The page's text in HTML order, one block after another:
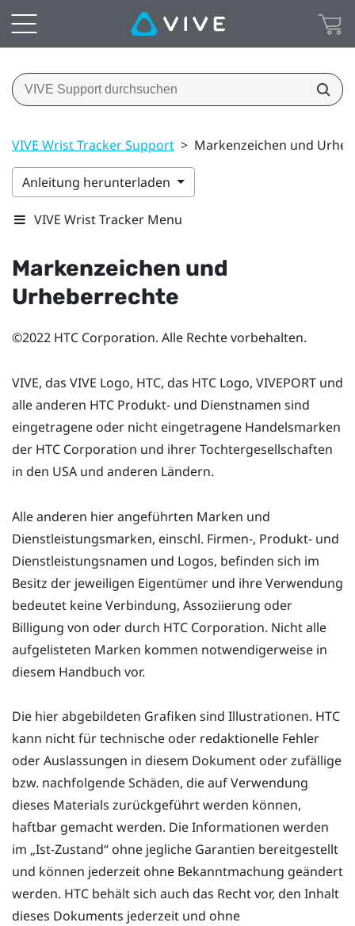
VIVE Wrist Tracker Support > Markenzeichen und
Anleitung herunterladen
VIVE Wrist Tracker Menu
Markenzeichen und
Urheberrechte
©2022 HTC Corporation. Alle Rechte vorbehalten.
VIVE, das VIVE Logo, HTC, das HTC Logo, VIVEPORT und
alle anderen HTC Produkt- und Dienstnamen sind
eingetragene oder nicht eingetragene Handelsmarken
der HTC Corporation und ihrer Tochtergesellschaften
in den USA und anderen Ländern.
Alle anderen hier angeführten Marken und
Dienstleistungsmarken, einschl. Firmen-, Produkt- und
Dienstleistungsnamen und Logos, befinden sich im
Besitz der jeweiligen Eigentümer und ihre Verwendung
bedeutet keine Verbindung, Assoziierung oder
Billigung von oder durch HTC Corporation. Nicht alle
aufgelisteten Marken kommen notwendigerweise in
diesem Handbuch vor.
Die hier abgebildeten Grafiken sind Illustrationen. HTC
kann nicht für technische oder redaktionelle Fehler
oder Auslassungen in diesem Dokument oder zufällige
bzw. nachfolgende Schäden, die auf Verwendung
dieses Materials zurückgeführt werden können,
haftbar gemacht werden. Die Informationen werden
im „Ist-Zustand​“‍ ohne jegliche Garantien bereitgestellt
und können jederzeit ohne Bekanntmachung geändert
werden. HTC behält sich auch das Recht vor, den Inhalt
dieses Dokuments jederzeit und ohne